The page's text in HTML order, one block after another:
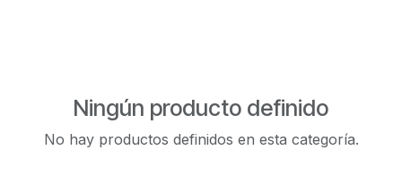
Ningún producto definido
No hay productos definidos en esta categoría.